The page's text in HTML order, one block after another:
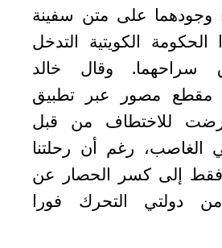
وجودهما على متن سفينة
الحكومة الكويتية التدخل
سراحهما. وقال خالد
مقطع مصور عبر تطبيق
للاختطاف من قبل
الغاصب، رغم أن رحلتنا
إلى كسر الحصار عن
دولتي التحرك فورا